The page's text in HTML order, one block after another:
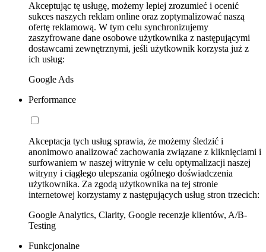
Akceptując tę usługę, możemy lepiej zrozumieć i ocenić
sukces naszych reklam online oraz zoptymalizować naszą
ofertę reklamową. W tym celu synchronizujemy
zaszyfrowane dane osobowe użytkownika z następującymi
dostawcami zewnętrznymi, jeśli użytkownik korzysta już z
ich usług:
Google Ads
Performance
Akceptacja tych usług sprawia, że możemy śledzić i
anonimowo analizować zachowania związane z kliknięciami i
surfowaniem w naszej witrynie w celu optymalizacji naszej
witryny i ciągłego ulepszania ogólnego doświadczenia
użytkownika. Za zgodą użytkownika na tej stronie
internetowej korzystamy z następujących usług stron trzecich:
Google Analytics, Clarity, Google recenzje klientów, A/B-
Testing
Funkcjonalne